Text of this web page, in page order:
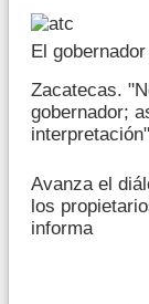
El
Zacatecas.
gobernador;
interpretación"
Avanza el
los
informa